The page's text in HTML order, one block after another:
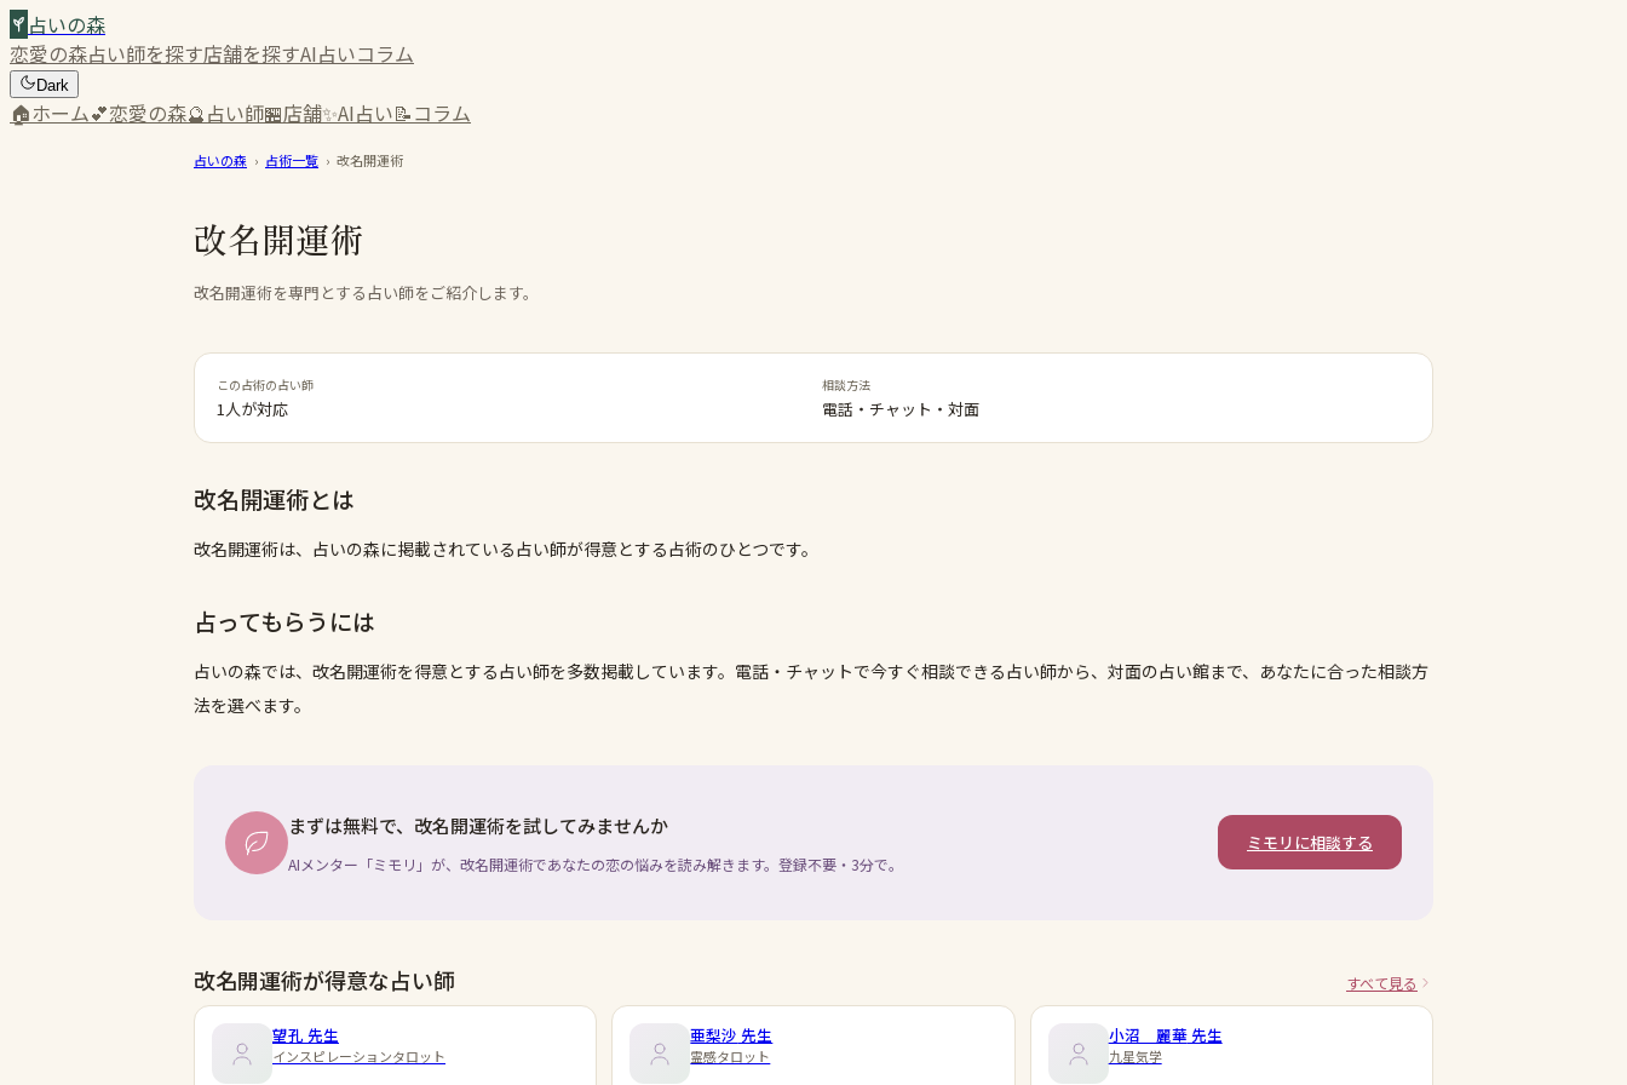
占いの森
恋愛の森占い師を探す店舗を探すAI占いコラム
Dark
🏠ホーム💕恋愛の森🔮占い師🏪店舗✨AI占い📝コラム
占いの森 › 占術一覧 › 改名開運術
改名開運術
改名開運術を専門とする占い師をご紹介します。
この占術の占い師
1人が対応
相談方法
電話・チャット・対面
改名開運術とは
改名開運術は、占いの森に掲載されている占い師が得意とする占術のひとつです。
占ってもらうには
占いの森では、 改名開運術を得意とする占い師を多数掲載しています。電話・チャットで今すぐ相談できる占い師から、対面の占い館まで、あなたに合った相談方
法を選べます。
まずは無料で、改名開運術を試してみませんか
AIメンター「ミモリ」が、改名開運術であなたの恋の悩みを読み解きます。登録不要・3分で。
ミモリに相談する
改名開運術が得意な占い師 すべて見る
望孔 先生
インスピレーションタロット
亜梨沙 先生
霊感タロット
小沼 麗華先生
九星気学